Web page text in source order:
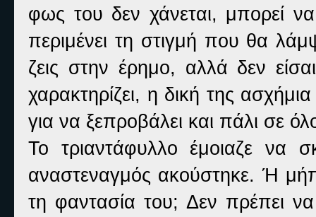
φως του δεν χάνεται, μπορεί
περιμένει τη στιγμή που θα
ζεις στην έρημο, αλλά δεν
χαρακτηρίζει, η δική της
για να ξεπροβάλει και πάλι σε
Το τριαντάφυλλο έμοιαζε να
αναστεναγμός ακούστηκε. Ή
τη φαντασία του; Δεν πρέπει να